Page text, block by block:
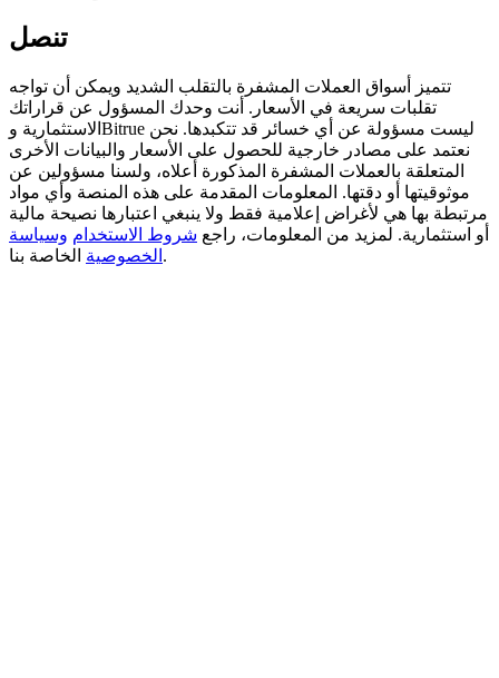
Exclusive for BitMart Users
Precious Metals Trading Carnival
Trade Gold & Silver · 33,333 USDT Bonus
تنصل
تتميز أسواق العملات المشفرة بالتقلب الشديد ويمكن أن تواجه
تقلبات سريعة في الأسعار. أنت وحدك المسؤول عن قراراتك
الاستثمارية وBitrue ليست مسؤولة عن أي خسائر قد تتكبدها. نحن
نعتمد على مصادر خارجية للحصول على الأسعار والبيانات الأخرى
المتعلقة بالعملات المشفرة المذكورة أعلاه، ولسنا مسؤولين عن
موثوقيتها أو دقتها. المعلومات المقدمة على هذه المنصة وأي مواد
مرتبطة بها هي لأغراض إعلامية فقط ولا ينبغي اعتبارها نصيحة مالية
أو استثمارية. لمزيد من المعلومات، راجع شروط الاستخدام وسياسة
الخصوصية الخاصة بنا.